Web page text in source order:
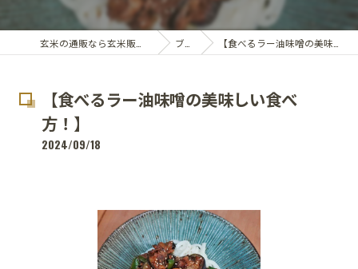
ブログ 【食べるラー油味噌の美味しい食べ方！】
【食べるラー油味噌の美味しい食べ
方！】
2024/09/18